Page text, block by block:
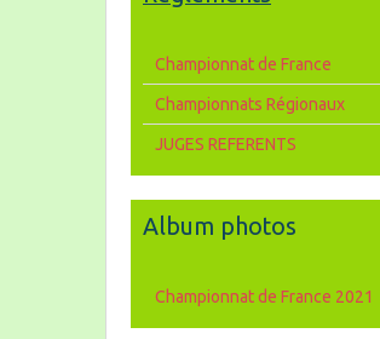
Championnat de France
Championnats Régionaux
JUGES REFERENTS
Album photos
Championnat de France 2021